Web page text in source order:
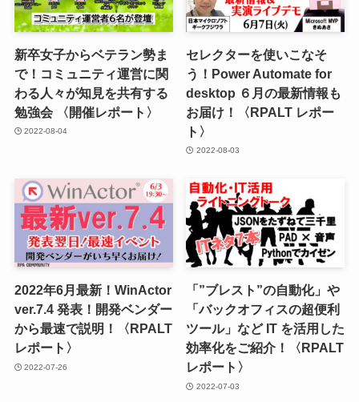
新卒女子からベテラン勢ま
で！コミュニティ運営に関
わる人々が知見を共有する
勉強会 〈開催レポート〉
2022-08-04
セレクターを使いこなそ
う！Power Automate for
desktop ６月の最新情報も
お届け！〈RPALT レポー
ト〉
2022-08-03
2022年6月最新！WinActor
ver.7.4 発表！開発ベンダー
から最速で説明！〈RPALT
レポート〉
2022-07-26
「”ブレスト”の自動化」や
「バックオフィスの超便利
ツール」など IT を活用した
効率化をご紹介！〈RPALT
レポート〉
2022-07-03